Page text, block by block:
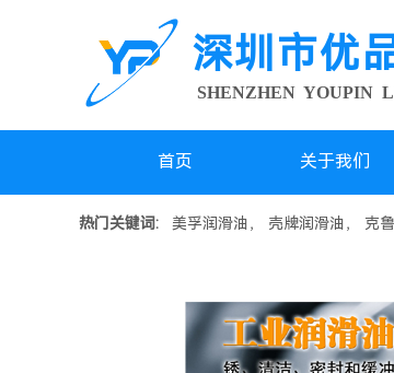
深圳市优
SHENZHEN YOUPIN
首页 关于我们
热门关键词: 美孚润滑油， 壳牌润滑油， 克